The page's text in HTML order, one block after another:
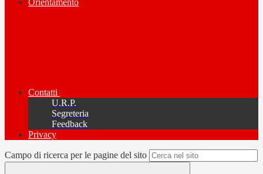
Orientamento
Contatti
U.R.P.
Segreteria
Feedback
Privacy
Campo di ricerca per le pagine del sito